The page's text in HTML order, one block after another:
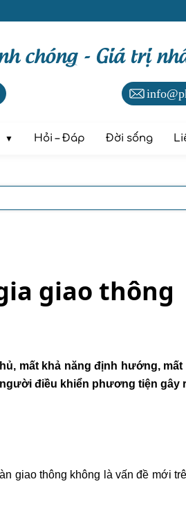
chóng - Giá trị
Hỏi – Đáp Đời sống
giao thông
mất khả năng định hướng,
điều khiển phương tiện gây
giao thông không là vấn đề mới